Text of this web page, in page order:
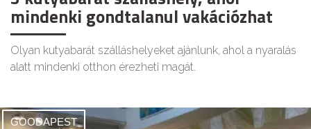
mindenki gondtalanul vakációzhat
Olyan kutyabarát szálláshelyeket ajánlunk, ahol a nyaralás
alatt mindenki otthon érezheti magát.
GOODAPEST